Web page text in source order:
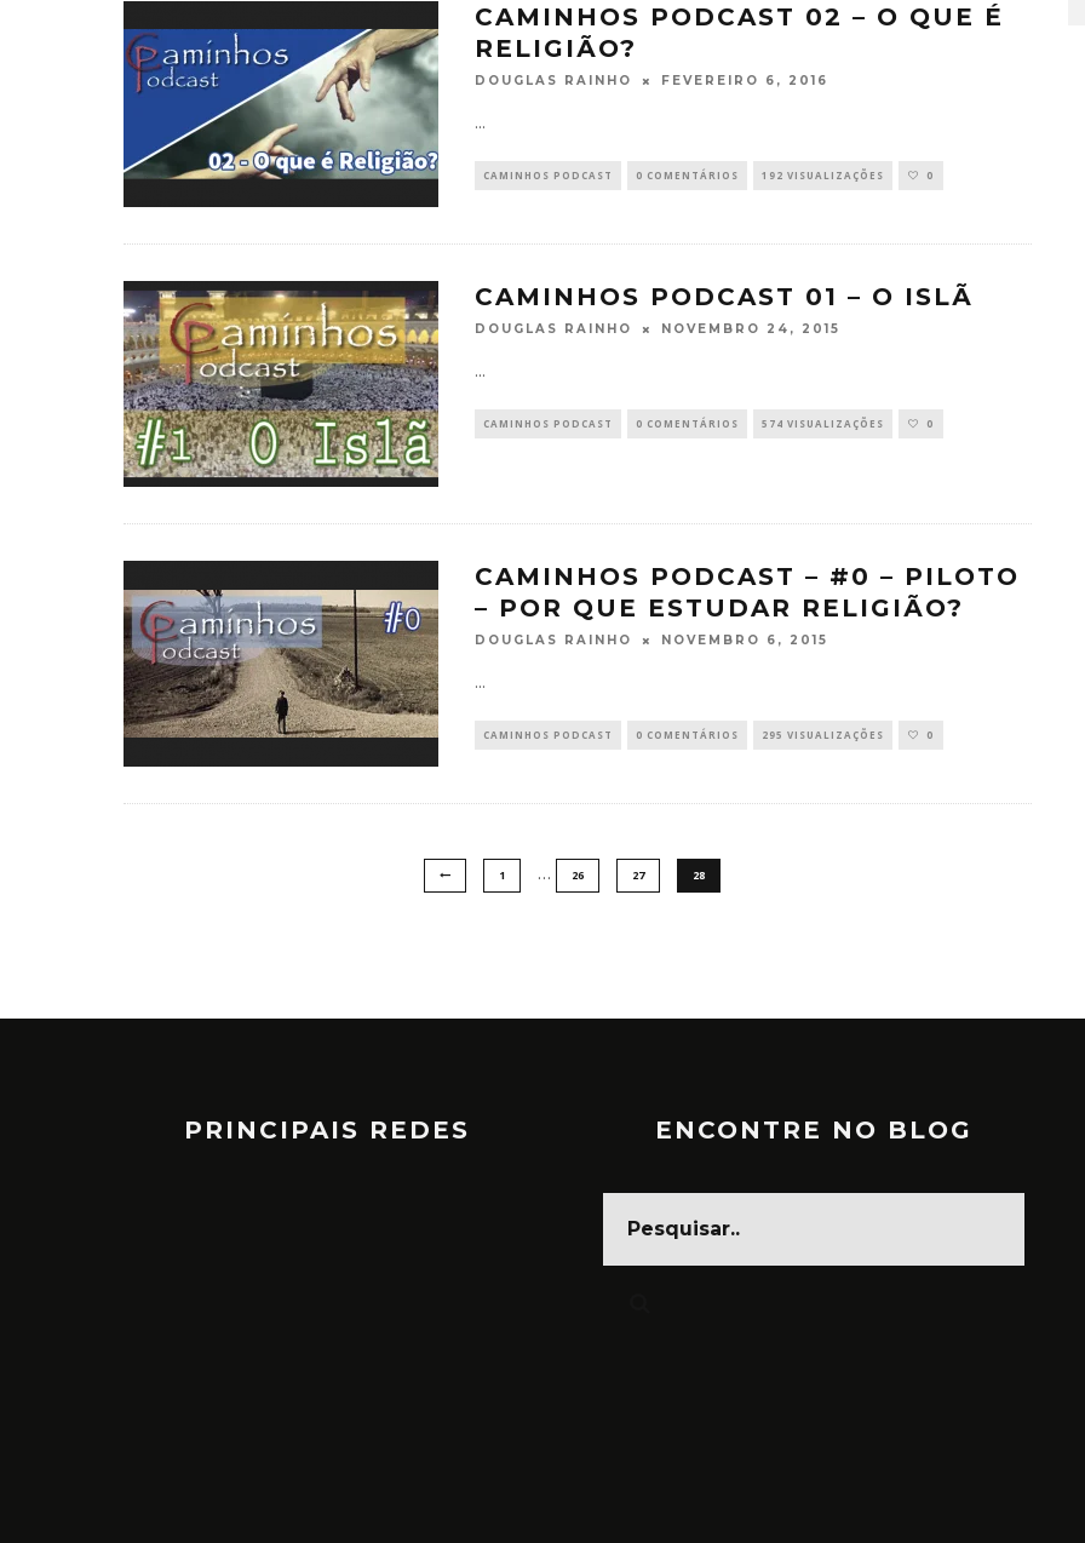
CAMINHOS PODCAST 02 – O QUE É
RELIGIÃO?
DOUGLAS RAINHO FEVEREIRO 6, 2016
...
CAMINHOS PODCAST 0 COMENTÁRIOS 192 VISUALIZAÇÕES 0
CAMINHOS PODCAST 01 – O ISLÃ
DOUGLAS RAINHO NOVEMBRO 24, 2015
...
CAMINHOS PODCAST 0 COMENTÁRIOS 574 VISUALIZAÇÕES 0
CAMINHOS PODCAST – #0 – PILOTO
– POR QUE ESTUDAR RELIGIÃO?
DOUGLAS RAINHO NOVEMBRO 6, 2015
...
CAMINHOS PODCAST 0 COMENTÁRIOS 295 VISUALIZAÇÕES 0
1 … 26 27 28
PRINCIPAIS REDES ENCONTRE NO BLOG
CARNAVAL, FESTA DA CARA